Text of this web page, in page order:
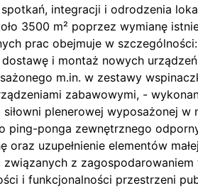
integracji i odrodzenia
3500 m² poprzez wymianę
prac obejmuje w
i montaż nowych
m.in. w zestawy
zabawowymi, -
plenerowej wyposażonej w
ping-ponga zewnętrznego
uzupełnienie elementów
z zagospodarowaniem
i funkcjonalności przestrzeni